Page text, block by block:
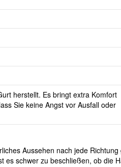
herstellt. Es bringt extra Komfort
Sie keine Angst vor Ausfall oder
Aussehen nach jede
es schwer zu beschließen, ob die